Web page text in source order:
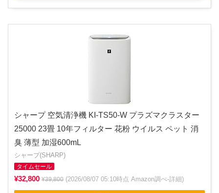
シャープ 空気清浄機 KI-TS50-W プラズマクラスター
25000 23畳 10年フィルター 花粉 ウイルス ペット 消
臭 薄型 加湿600mL
シャープ(SHARP)
タイムセール
¥32,800 ¥39,800 (2026/08/07 05:10時点 Amazon調べ-詳細)